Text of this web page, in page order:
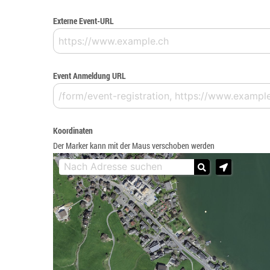
Externe Event-URL
Event Anmeldung URL
Koordinaten
Der Marker kann mit der Maus verschoben werden